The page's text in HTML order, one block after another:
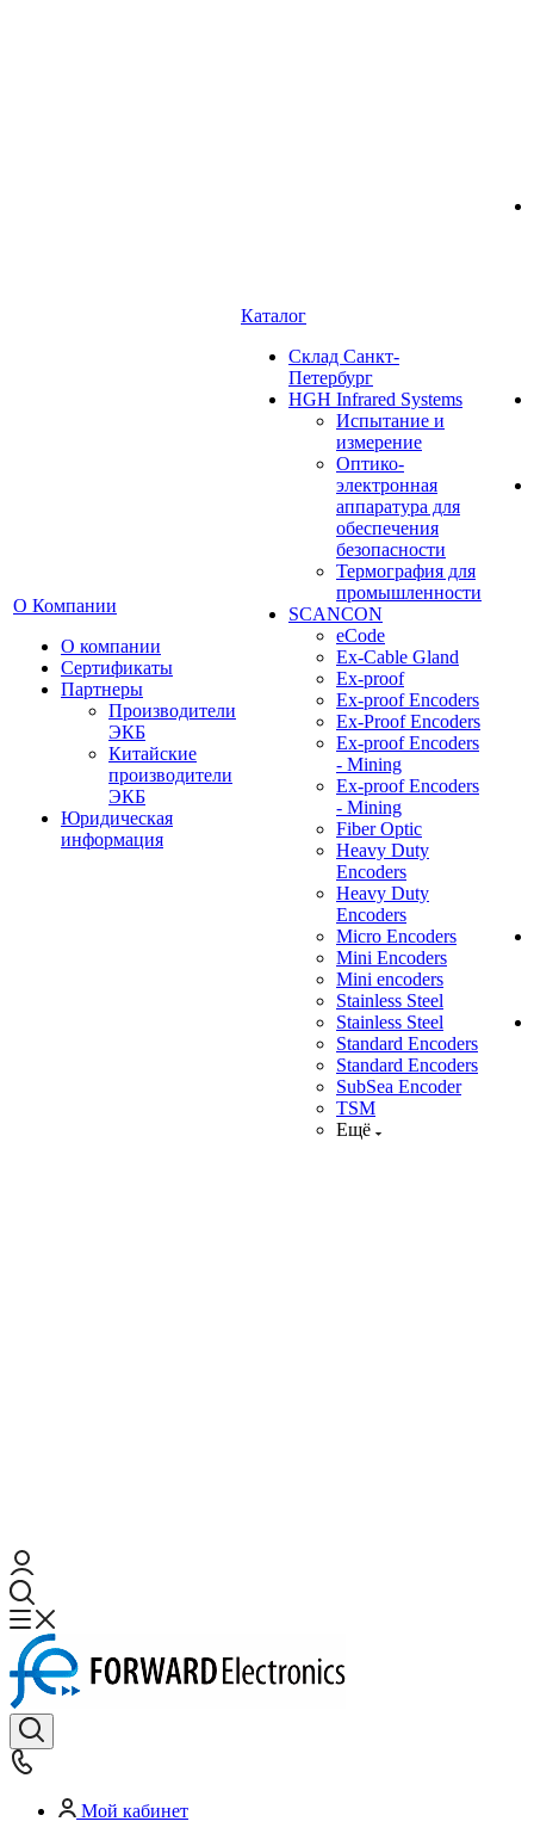
О Компании
О компании
Сертификаты
Партнеры
Производители
ЭКБ
Китайские
производители
ЭКБ
Юридическая
информация
Каталог
Cклад Санкт-
Петербург
HGH Infrared Systems
Испытание и
измерение
Оптико-
электронная
аппаратура для
обеспечения
безопасности
Термография для
промышленности
SCANCON
eCode
Ex-Cable Gland
Ex-proof
Ex-proof Encoders
Ex-Proof Encoders
Ex-proof Encoders
- Mining
Ex-proof Encoders
- Mining
Fiber Optic
Heavy Duty
Encoders
Heavy Duty
Encoders
Micro Encoders
Mini Encoders
Mini encoders
Stainless Steel
Stainless Steel
Standard Encoders
Standard Encoders
SubSea Encoder
TSM
Ещё
Мой кабинет